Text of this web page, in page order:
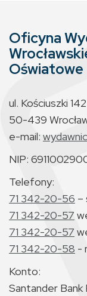
Oficyna
Oświatowe
ul. Kościuszki 142
50-439
e-mail:
NIP:
Telefony:
71 342-20-56 –
71 342-20-57
71 342-20-57
71 342-20-58 -
Konto:
Santander Bank